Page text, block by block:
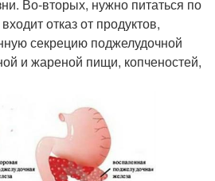
Во-вторых, нужно питаться по
отказ от продуктов,
секрецию поджелудочной
и жареной пищи, копченостей,